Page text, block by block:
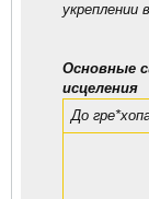
укреплении
Основные
исцеления
До